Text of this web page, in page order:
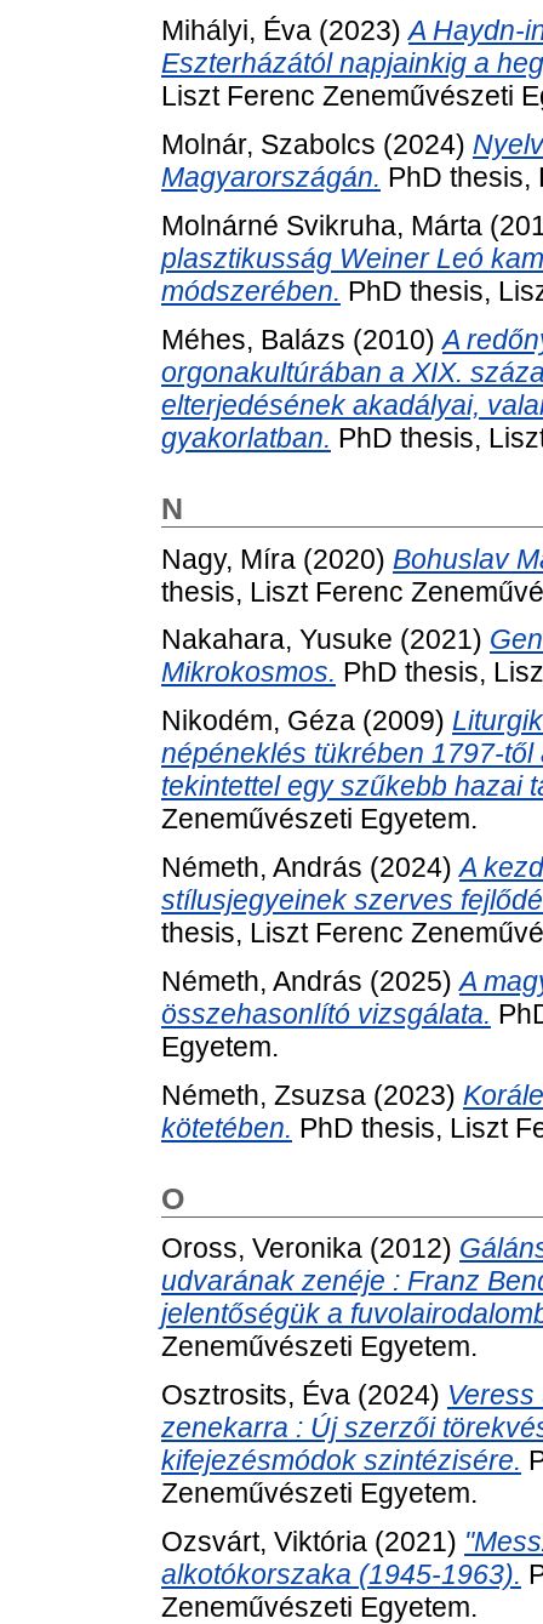
Mihályi, Éva (2023)A Haydn-
Eszterházától napjainkig a
Liszt Ferenc Zeneművészeti
Molnár, Szabolcs (2024)
Magyarországán. PhD thesis,
Molnárné Svikruha, Márta
plasztikusság Weiner Leó
módszerében. PhD thesis,
Méhes, Balázs (2010)A
orgonakultúrában a XIX.
elterjedésének akadályai,
gyakorlatban. PhD thesis,
N
Nagy, Míra (2020) Bohuslav
thesis, Liszt Ferenc
Nakahara, Yusuke (2021)
Mikrokosmos. PhD thesis,
Nikodém, Géza (2009)
népéneklés tükrében 1797-
tekintettel egy szűkebb hazai
Zeneművészeti Egyetem.
Németh, András (2024)A
stílusjegyeinek szerves
thesis, Liszt Ferenc
Németh, András (2025)A
összehasonlító vizsgálata.
Egyetem.
Németh, Zsuzsa (2023)
kötetében. PhD thesis, Liszt
O
Oross, Veronika (2012)
udvarának zenéje : Franz
jelentőségük a
Zeneművészeti Egyetem.
Osztrosits, Éva (2024)
zenekarra : Új szerzői
kifejezésmódok szintézisére.
Zeneművészeti Egyetem.
Ozsvárt, Viktória (2021)
alkotókorszaka (1945-1963).
Zeneművészeti Egyetem.